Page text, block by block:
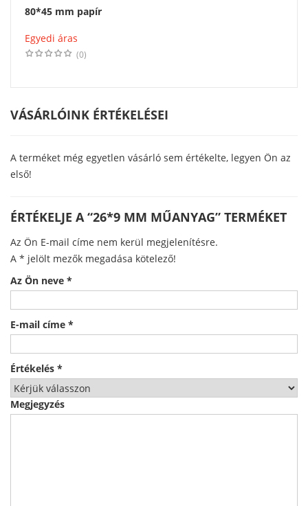
80*45 mm papír
Egyedi áras
(0)
VÁSÁRLÓINK ÉRTÉKELÉSEI
A terméket még egyetlen vásárló sem értékelte, legyen Ön az
első!
ÉRTÉKELJE A “26*9 MM MŰANYAG” TERMÉKET
Az Ön E-mail címe nem kerül megjelenítésre.
A * jelölt mezők megadása kötelező!
Az Ön neve *
E-mail címe *
Értékelés *
Megjegyzés